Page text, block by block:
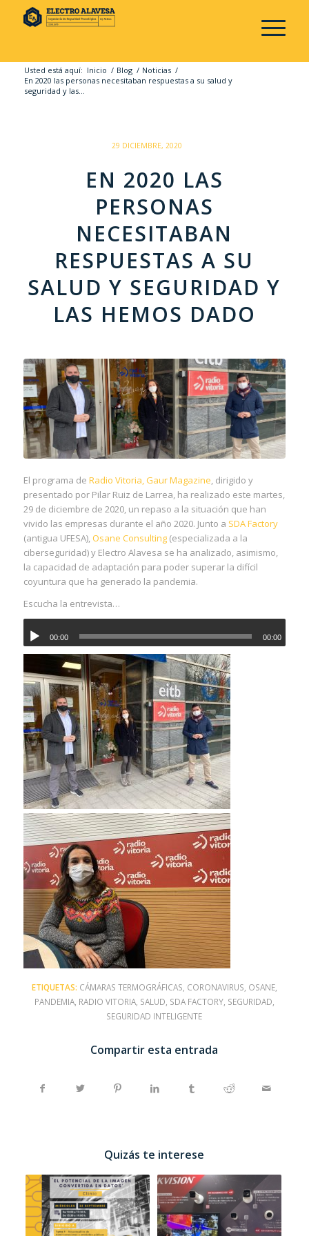
Usted está aquí: Inicio / Blog / Noticias /
En 2020 las personas necesitaban respuestas a su salud y
seguridad y las...
29 DICIEMBRE, 2020
/
EN 2020 LAS
PERSONAS
NECESITABAN
RESPUESTAS A SU
SALUD Y SEGURIDAD Y
LAS HEMOS DADO
El programa de Radio Vitoria, Gaur Magazine, dirigido y
presentado por Pilar Ruiz de Larrea, ha realizado este martes,
29 de diciembre de 2020, un repaso a la situación que han
vivido las empresas durante el año 2020. Junto a SDA Factory
(antigua UFESA),Osane Consulting(especializada a la
ciberseguridad) y Electro Alavesa se ha analizado, asimismo,
la capacidad de adaptación para poder superar la difícil
coyuntura que ha generado la pandemia.
Escucha la entrevista…
00:00 00:00
ETIQUETAS: CÁMARAS TERMOGRÁFICAS CORONAVIRUS OSANE,
PANDEMIA, RADIO VITORIA, SALUD SDA FACTORY, SEGURIDAD
SEGURIDAD INTELIGENTE
Compartir esta entrada
Quizás te interese